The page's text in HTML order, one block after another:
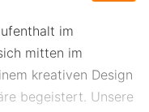
im
mitten im
kreativen Design
begeistert. Unsere